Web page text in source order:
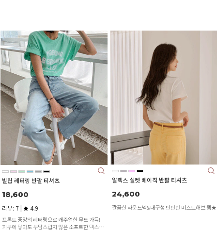
빌립 레터링 반팔 티셔츠
18,600
리뷰: 7 | 4.9
프론트 중앙의 레터링으로 캐주얼한 무드 가득!
피부에 닿아도 부담스럽지 않은 소프트한 텍스처
알렉스 실켓 베이직 반팔 티셔츠
24,600
깔끔한 라운드넥&내구성 탄탄한 머스트해브 템★